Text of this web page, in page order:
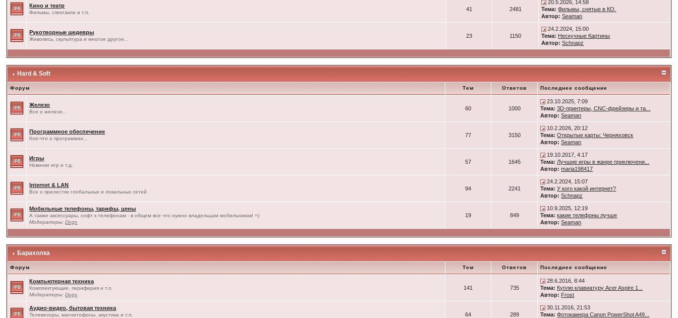
Кино и театр
Фильмы, спектакли и т.п.
41 2481
20.5.2026, 14:58
Тема: Фильмы, снятые в КО.
Автор: Seaman
Рукотворные шедевры
Живопись, скульптура и многое другое...
23 1150
24.2.2024, 15:00
Тема: Нескучные Картины
Автор: Schnapz
Hard & Soft
Форум Тем Ответов Последнее сообщение
Железо
Все о железе...
60 1000
23.10.2025, 7:09
Тема: 3D-принтеры, CNC-фрейзеры и та...
Автор: Seaman
Программное обеспечение
Кое-что о программах...
77 3150
10.2.2026, 20:12
Тема: Открытые карты: Черняховск
Автор: Seaman
Игры
Новинки игр и т.д.
57 1645
19.10.2017, 4:17
Тема: Лучшие игры в жанре приключени...
Автор: maria198417
Internet & LAN
Все о прелестях глобальных и локальных сетей
94 2241
24.2.2024, 15:07
Тема: У кого какой интернет?
Автор: Schnapz
Мобильные телефоны, тарифы, цены
А также аксессуары, софт к телефонам - в общем все что нужно владельцам мобильников! =)
Модераторы:Dogs
19 849
10.9.2025, 12:19
Тема: какие телефоны лучше
Автор: Seaman
Барахолка
Форум Тем Ответов Последнее сообщение
Компьютерная техника
Комплектующие, периферия и т.п.
Модераторы:Dogs
141 735
28.6.2016, 8:44
Тема: Куплю клавиатуру Acer Aspire 1...
Автор: Frost
Аудио-видео, бытовая техника
Телевизоры, магнитофоны, акустика и т.п.
64 289
30.11.2016, 21:53
Тема: Фотокамера Canon PowerShot A49...